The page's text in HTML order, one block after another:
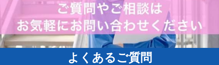
よくあるご質問